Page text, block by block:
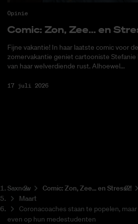
Opinie
Co­mic: Zon, Zee... en
Fijne vakantie! In haar laatste comic voor de
zomervakantie geniet cartooniste Stefanie
van haar welverdiende rust. Alhoewel...
17 juli 2026
Saxnow Co­mic: Zon, Zee... en Stress?!
Maart
Coronacoaches staan te popelen,
even op hun medestudenten